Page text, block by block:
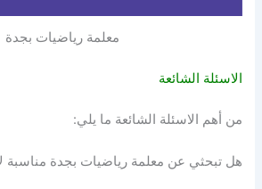
معلمة رياضيات بجدة
الاسئلة الشائعة
من أهم الاسئلة الشائعة ما يلي:
هل تبحثي عن معلمة رياضيات بجدة مناسبة